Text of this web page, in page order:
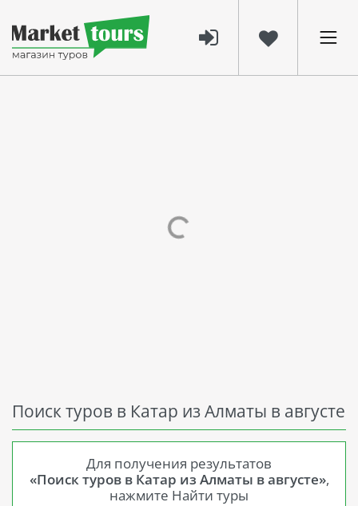
Поиск туров в Катар из Алматы в августе
Для получения результатов
«Поиск туров в Катар из Алматы в августе»,
нажмите Найти туры